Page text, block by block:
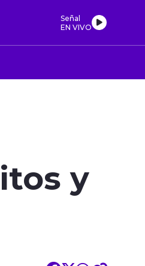
Señal
EN VIVO
y